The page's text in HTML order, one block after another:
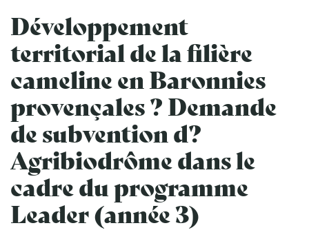
Développement
territorial de la filière
cameline en Baronnies
provençales ? Demande
de subvention d?
Agribiodrôme dans le
cadre du programme
Leader (année 3)